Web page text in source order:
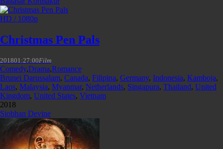
HD / 1080p
Christmas Pen Pals
201801:27:00Film
Comedy,Drama,Romance
Brunei Darussalam, Canada, Filipina, Germany, Indonesia, Kamboja,
Laos, Malaysia, Myanmar, Netherlands, Singapura, Thailand, United
Kingdom, United States, Vietnam
2018
Siobhan Devine